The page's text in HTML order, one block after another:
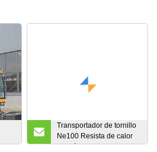
Transportador de tornillo
Ne100 Resista de calor
de plástico